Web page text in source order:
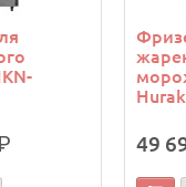
49